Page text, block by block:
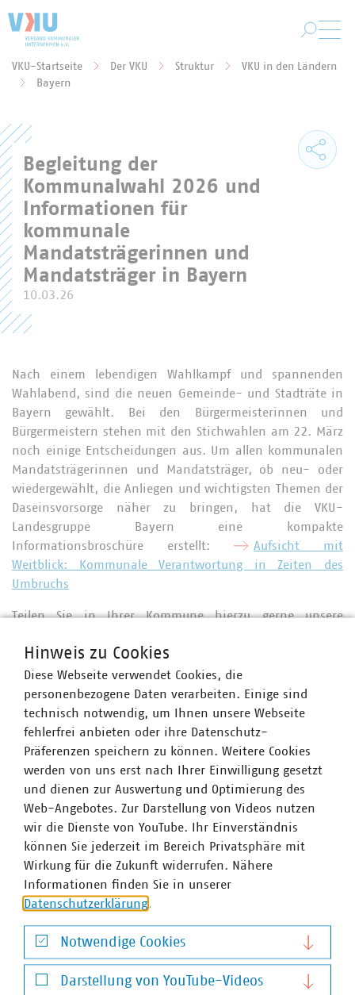
Sie befinden sich hier:
VKU-Startseite Der VKU Struktur
VKU in den Ländern
Bayern
Begleitung der
Kommunalwahl 2026 und
Informationen für
kommunale
Mandatsträgerinnen und
Mandatsträger in Bayern
10.03.26
Nach einem lebendigen Wahlkampf und spannenden
Wahlabend, sind die neuen Gemeinde- und Stadträte in
Bayern gewählt. Bei den Bürgermeisterinnen und
Bürgermeistern stehen mit den Stichwahlen am 22. März
noch einige Entscheidungen aus. Um allen kommunalen
Mandatsträgerinnen und Mandatsträger, ob neu- oder
wiedergewählt, die Anliegen und wichtigsten Themen der
Daseinsvorsorge näher zu bringen, hat die VKU-
Landesgruppe Bayern eine kompakte
Informationsbroschüre erstellt:
Aufsicht mit
Weitblick: Kommunale Verantwortung in Zeiten des
Umbruchs
Teilen Sie in Ihrer Kommune hierzu gerne unsere
https://kommunalwahl2026.vku-bayern.de/
Seminare anbieten, in denen wir die Inhalte des
Kommunalwahlpapiers vertiefen, aktuelle
Raum für Austausch und Fragen bieten. Die konkreten
Termine und Anmeldemöglichkeiten teilen wir rechtzeitig
Ansprechpartner
Hinweis zu Cookies
Diese Webseite verwendet Cookies, die
personenbezogene Daten verarbeiten. Einige sind
technisch notwendig, um Ihnen unsere Webseite
fehlerfrei anbieten oder ihre Datenschutz-
Präferenzen speichern zu können. Weitere Cookies
werden von uns erst nach Ihrer Einwilligung gesetzt
und dienen zur Auswertung und Optimierung des
Web-Angebotes. Zur Darstellung von Videos nutzen
wir die Dienste von YouTube. Ihr Einverständnis
können Sie jederzeit im Bereich Privatsphäre mit
Wirkung für die Zukunft widerrufen. Nähere
Informationen finden Sie in unserer
Datenschutzerklärung
Notwendige Cookies
Notwendige Cookies
Darstellung von YouTube-Videos